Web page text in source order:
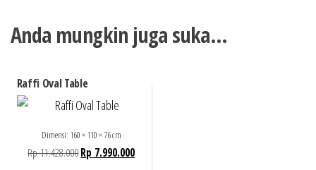
Anda mungkin juga suka…
Raffi Oval Table
Dimensi: 160 × 110 × 76 cm
Rp11.428.000Rp 7.990.000